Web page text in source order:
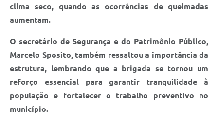
clima seco, quando as ocorrências de queimadas
aumentam.
O secretário de Segurança e do Patrimônio Público,
Marcelo Sposito, também ressaltou a importância da
estrutura, lembrando que a brigada se tornou um
reforço essencial para garantir tranquilidade à
população e fortalecer o trabalho preventivo no
município.